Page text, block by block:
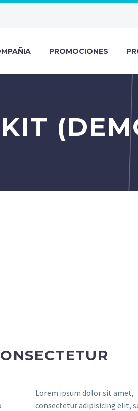
PROMOCIONES
Lorem ipsum dolor sit amet,
consectetur adipisicing elit,